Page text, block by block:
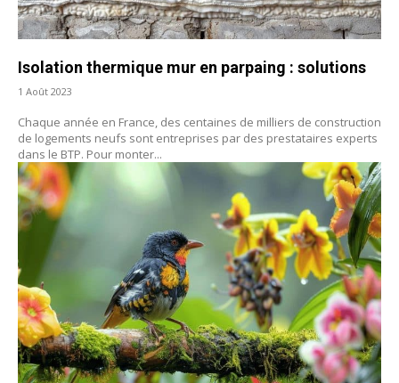
Isolation thermique mur en parpaing : solutions
1 Août 2023
Chaque année en France, des centaines de milliers de construction
de logements neufs sont entreprises par des prestataires experts
dans le BTP. Pour monter...